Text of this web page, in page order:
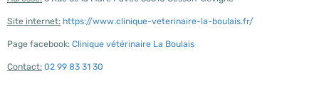
Site internet: https://www.clinique-veterinaire-la-boulais.fr/
Page facebook: Clinique vétérinaire La Boulais
Contact: 02 99 83 31 30